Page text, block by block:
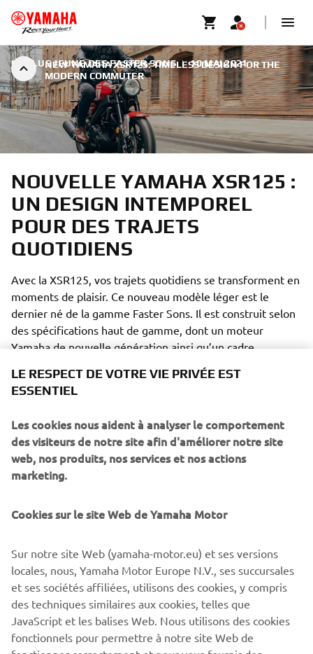
NEW YAMAHA XSR125: TIMELESS DESIGN FOR THE
MODERN COMMUTER
LA PLUS JEUNE DES FASTER SONS | 10 MAI 2021
NOUVELLE YAMAHA XSR125 :
UN DESIGN INTEMPOREL
POUR DES TRAJETS
QUOTIDIENS
Avec la XSR125, vos trajets quotidiens se transforment en
moments de plaisir. Ce nouveau modèle léger est le
dernier né de la gamme Faster Sons. Il est construit selon
des spécifications haut de gamme, dont un moteur
Yamaha de nouvelle génération ainsi qu’un cadre
favorisant la maniabilité. Des caractéristiques
parfaitement associées à son style intemporel. Comme de
nombreux modèles de la gamme, cette moto est prête à
de conception, elle sera remarquée partout où elle passe.
inaperçus, la XSR125 attire l’attention : elle dispose des
performances, des technologies et du style pour
s’affirmer.
LE RESPECT DE VOTRE VIE PRIVÉE EST
ESSENTIEL
Les cookies nous aident à analyser le comportement
des visiteurs de notre site afin d'améliorer notre site
web, nos produits, nos services et nos actions
marketing.
Cookies sur le site Web de Yamaha Motor
Sur notre site Web (yamaha-motor.eu) et ses versions
locales, nous, Yamaha Motor Europe N.V., ses succursales
et ses sociétés affiliées, utilisons des cookies, y compris
des techniques similaires aux cookies, telles que
JavaScript et les balises Web. Nous utilisons des cookies
fonctionnels pour permettre à notre site Web de